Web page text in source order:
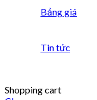
Bảng giá
Tin tức
Shopping cart